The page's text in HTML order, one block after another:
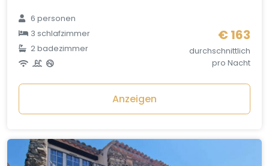
6 personen
3 schlafzimmer
2 badezimmer
€ 163
durchschnittlich
pro Nacht
Anzeigen